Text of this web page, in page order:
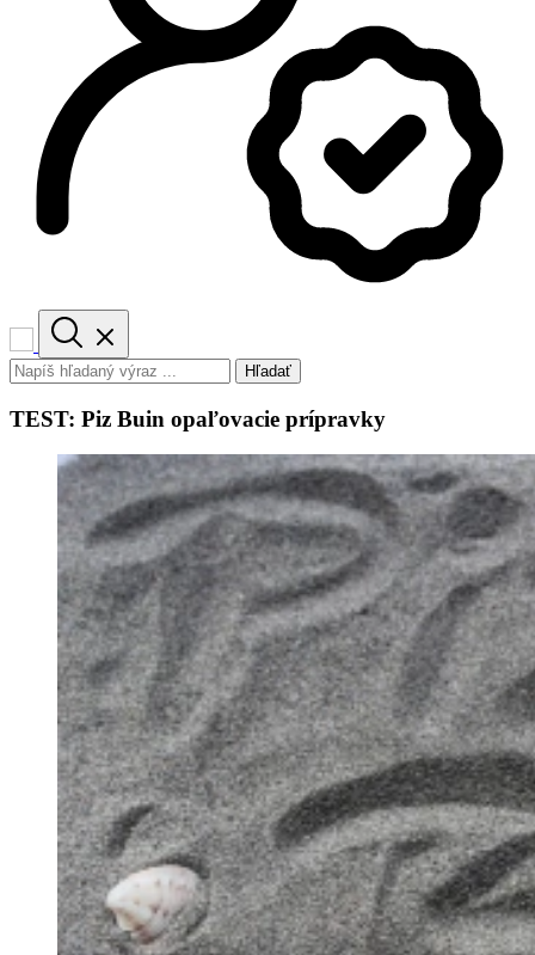
Hľadať
TEST: Piz Buin opaľovacie prípravky